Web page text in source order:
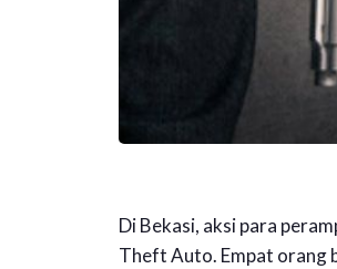
Di Bekasi, aksi para
Theft Auto. Empat orang